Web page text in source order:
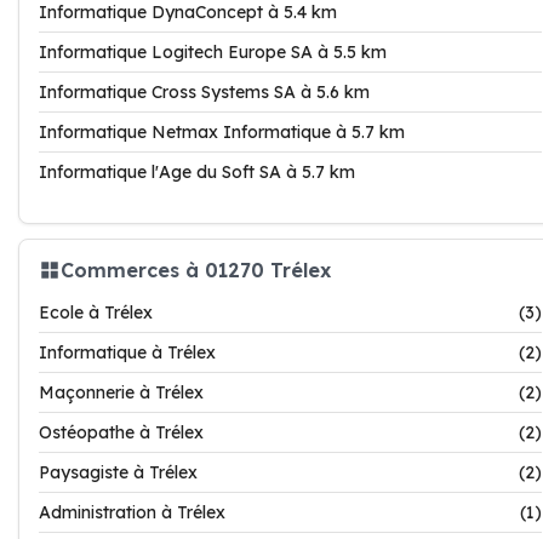
Informatique DynaConcept à 5.4 km
Informatique Logitech Europe SA à 5.5 km
Informatique Cross Systems SA à 5.6 km
Informatique Netmax Informatique à 5.7 km
Informatique l'Age du Soft SA à 5.7 km
Commerces à 01270 Trélex
Ecole à Trélex
(3)
Informatique à Trélex
(2)
Maçonnerie à Trélex
(2)
Ostéopathe à Trélex
(2)
Paysagiste à Trélex
(2)
Administration à Trélex
(1)